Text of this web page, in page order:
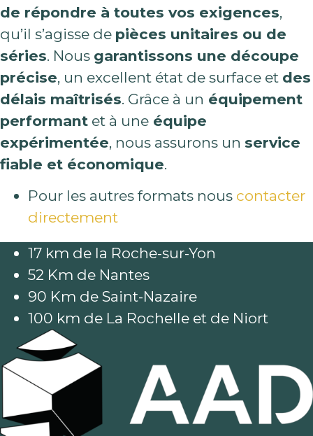
de répondre à toutes vos exigences,
qu’il s’agisse de pièces unitaires ou de
séries. Nous garantissons une découpe
précise, un excellent état de surface et des
délais maîtrisés. Grâce à un équipement
performant et à une équipe
expérimentée, nous assurons un service
fiable et économique.
Pour les autres formats nous contacter
directement
17 km de la Roche-sur-Yon
52 Km de Nantes
90 Km de Saint-Nazaire
100 km de La Rochelle et de Niort